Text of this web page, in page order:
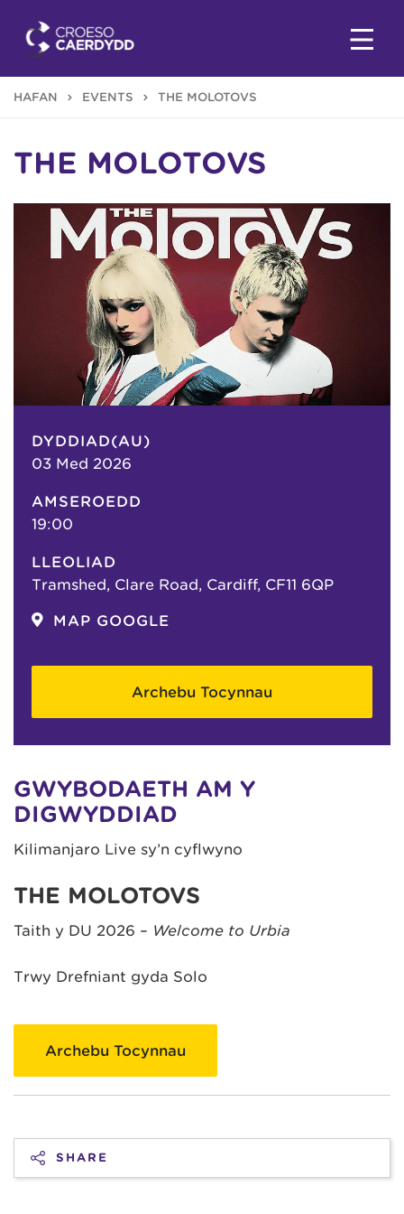
HAFAN EVENTS THE MOLOTOVS
THE MOLOTOVS
DYDDIAD(AU)
03 Med 2026
AMSEROEDD
19:00
LLEOLIAD
Tramshed, Clare Road, Cardiff, CF11 6QP
MAP GOOGLE
Archebu Tocynnau
GWYBODAETH AM Y
DIGWYDDIAD
Kilimanjaro Live sy’n cyflwyno
THE MOLOTOVS
Taith y DU 2026 – Welcome to Urbia
Trwy Drefniant gyda Solo
Archebu Tocynnau
SHARE